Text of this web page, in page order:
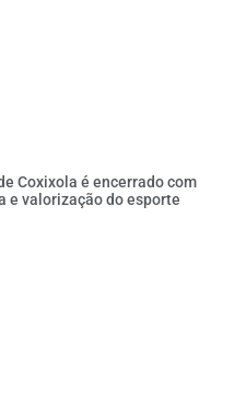
Coxixola é encerrado com
e valorização do esporte